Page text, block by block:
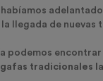
llegada de nuevas
podemos
gafas tradicionales